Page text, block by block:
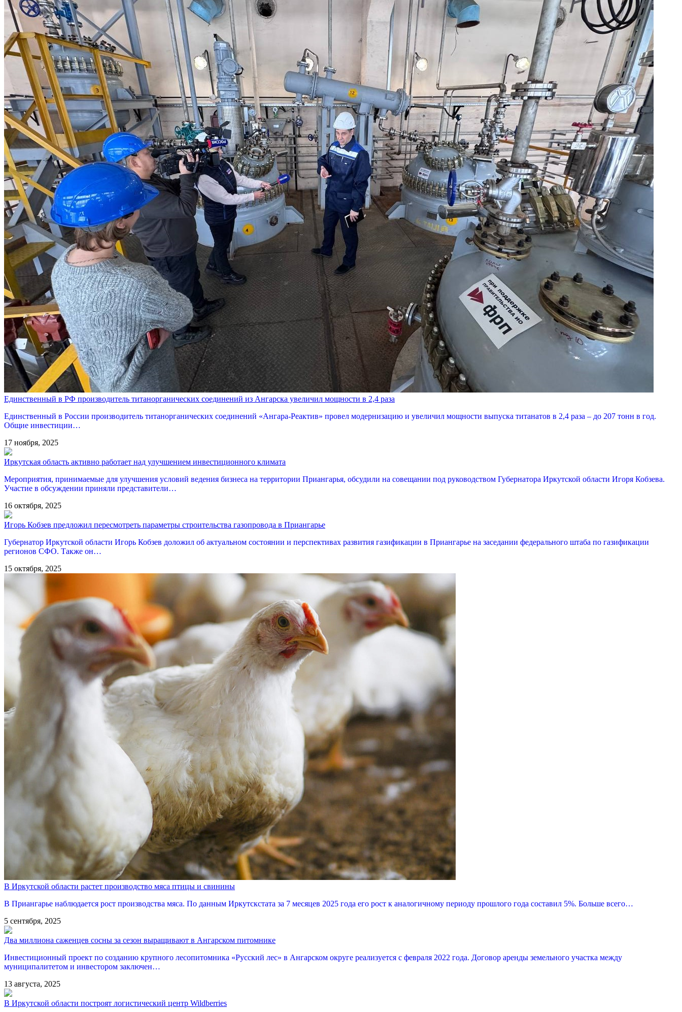
Единственный в РФ производитель титанорганических соединений из Ангарска увеличил мощности в 2,4 раза
Единственный в России производитель титанорганических соединений «Ангара-Реактив» провел модернизацию и увеличил мощности выпуска титанатов в 2,4 раза – до 207 тонн в год.
Общие инвестиции…
17 ноября, 2025
Иркутская область активно работает над улучшением инвестиционного климата
Мероприятия, принимаемые для улучшения условий ведения бизнеса на территории Приангарья, обсудили на совещании под руководством Губернатора Иркутской области Игоря Кобзева.
Участие в обсуждении приняли представители…
16 октября, 2025
Игорь Кобзев предложил пересмотреть параметры строительства газопровода в Приангарье
Губернатор Иркутской области Игорь Кобзев доложил об актуальном состоянии и перспективах развития газификации в Приангарье на заседании федерального штаба по газификации
регионов СФО. Также он…
15 октября, 2025
В Иркутской области растет производство мяса птицы и свинины
В Приангарье наблюдается рост производства мяса. По данным Иркутскстата за 7 месяцев 2025 года его рост к аналогичному периоду прошлого года составил 5%. Больше всего…
5 сентября, 2025
Два миллиона саженцев сосны за сезон выращивают в Ангарском питомнике
Инвестиционный проект по созданию крупного лесопитомника «Русский лес» в Ангарском округе реализуется с февраля 2022 года. Договор аренды земельного участка между
муниципалитетом и инвестором заключен…
13 августа, 2025
В Иркутской области построят логистический центр Wildberries